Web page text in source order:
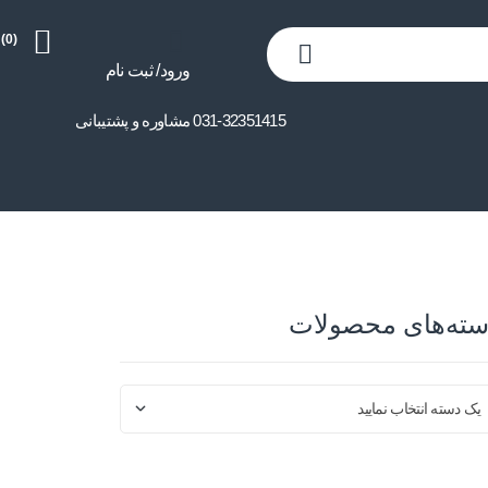
ورود/ ثبت نام
(0)
031-32351415 مشاوره و پشتیبانی
محصولات